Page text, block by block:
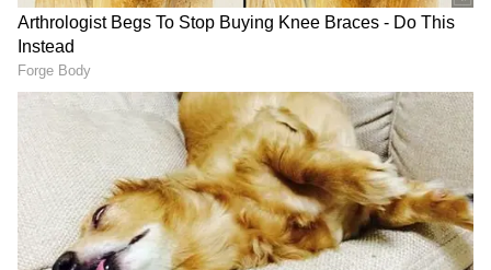
சமந்தா நடித்த மா இண்டி பங்காரம் படமும்
வருகிற ஜூன் 19ந் தேதி ரிலீஸ் ஆகிறது.
ஏசியாநெட் தமிழ்-ஐ உங்கள் முதன்மைத்
தேர்வாக்குங்கள்